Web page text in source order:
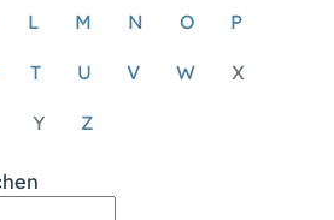
L M N O P
T U V W X
Y Z